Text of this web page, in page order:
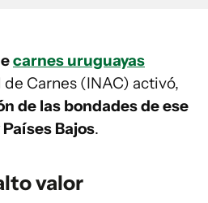
carnes uruguayas
Carnes (INAC) activó,
de las bondades de ese
Bajos.
valor